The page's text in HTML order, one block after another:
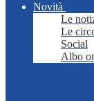
Novità
Le
Le
Social
Albo